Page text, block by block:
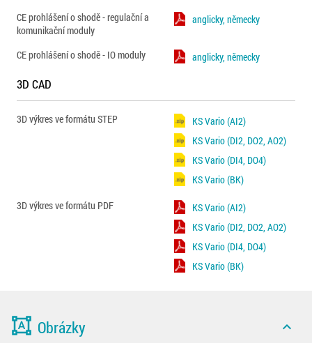
CE prohlášení o shodě - regulační a
komunikační moduly
anglicky, německy
CE prohlášení o shodě - IO moduly anglicky, německy
3D CAD
3D výkres ve formátu STEP
KS Vario (AI2)
KS Vario (DI2, DO2, AO2)
KS Vario (DI4, DO4)
KS Vario (BK)
3D výkres ve formátu PDF
KS Vario (AI2)
KS Vario (DI2, DO2, AO2)
KS Vario (DI4, DO4)
KS Vario (BK)
format_shapes Obrázky expand_less